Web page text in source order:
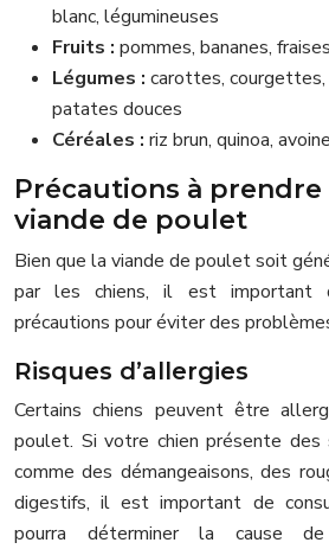
blanc, légumineuses
Fruits : pommes, bananes,
Légumes : carottes, courgettes,
patates douces
Céréales : riz brun, quinoa,
Précautions à prendre
viande de poulet
Bien que la viande de poulet soit
par les chiens, il est important
précautions pour éviter des
Risques d’allergies
Certains chiens peuvent être
poulet. Si votre chien présente des
comme des démangeaisons, des
digestifs, il est important de
pourra déterminer la cause